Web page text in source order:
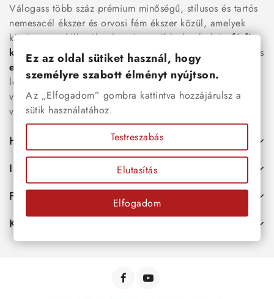
Válogass több száz prémium minőségű, stílusos és tartós
nemesacél ékszer és orvosi fém ékszer közül, amelyek
között megtalálhatók a legnépszerűbb darabok is:férfi
karkötők
, női nyakláncok , karikagyűrűk
és
esküvői kiegészítőkegyaránt. Webáruházunkban a
legújabb trendeket követő, mégis időtálló ékszerek közül
választhatsz – legyen szó ajándékról, mindennapi
viseletről vagy különleges alkalmakról.
Hasznos
Információk
Fiókod
Kapcsolat
Ez az oldal sütiket használ, hogy
személyre szabott élményt nyújtson.
Az „Elfogadom” gombra kattintva hozzájárulsz a
sütik használatához.
Testreszabás
Elutasítás
Elfogadom